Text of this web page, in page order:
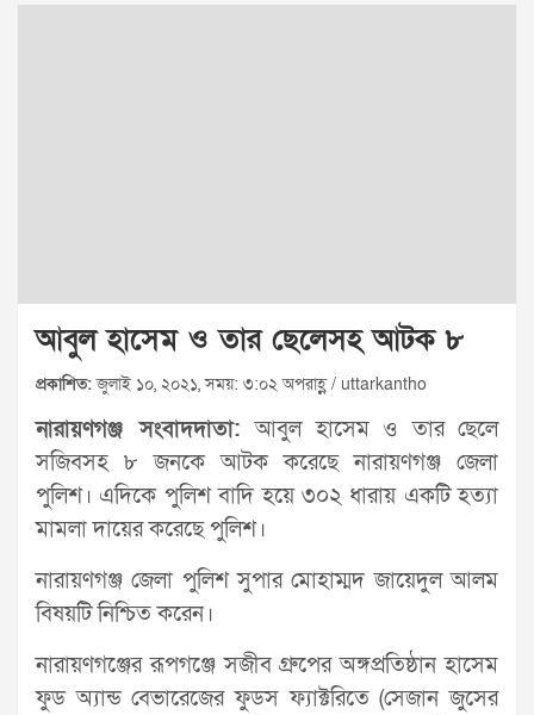
আবুল হাসেম ও তার ছেলেসহ আটক ৮
প্রকাশিত:জুলাই ১০, ২০২১, সময়: ৩:০২ অপরাহ্ণ / uttarkantho
নারায়ণগঞ্জ সংবাদদাতা:আবুল হাসেম ও তার ছেলে
সজিবসহ ৮ জনকে আটক করেছে নারায়ণগঞ্জ জেলা
পুলিশ। এদিকে পুলিশ বাদি হয়ে ৩০২ ধারায় একটি হত্যা
মামলা দায়ের করেছে পুলিশ।
নারায়ণগঞ্জ জেলা পুলিশ সুপার মোহাম্মদ জায়েদুল আলম
বিষয়টি নিশ্চিত করেন।
নারায়ণগঞ্জের রূপগঞ্জে সজীব গ্রুপের অঙ্গপ্রতিষ্ঠান হাসেম
ফুড অ্যান্ড বেভারেজের ফুডস ফ্যাক্টরিতে (সেজান জুসের